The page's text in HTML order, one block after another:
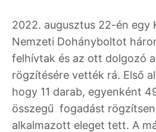
2022. augusztus 22-én egy
Nemzeti Dohányboltot
felhívtak és az ott dolgozó
rögzítésére vették rá. Első
hogy 11 darab, egyenként
összegű fogadást
alkalmazott eleget tett. A